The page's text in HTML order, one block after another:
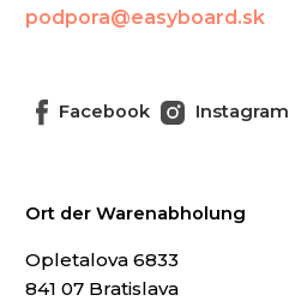
podpora@easyboard.sk
Facebook Instagram
Ort der Warenabholung
Opletalova 6833
841 07 Bratislava